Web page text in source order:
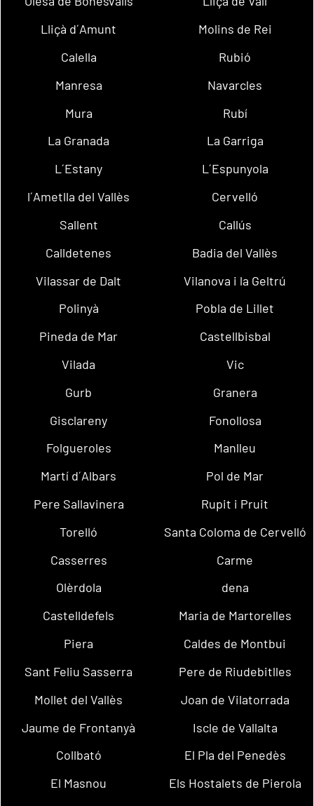
Lliçà d´Amunt
Molins de Rei
Calella
Rubió
Manresa
Navarcles
Mura
Rubí
La Granada
La Garriga
L´Estany
L´Espunyola
l´Ametlla del Vallès
Cervelló
Sallent
Callús
Calldetenes
Badia del Vallès
Vilassar de Dalt
Vilanova i la Geltrú
Polinyà
Pobla de Lillet
Pineda de Mar
Castellbisbal
Vilada
Vic
Gurb
Granera
Gisclareny
Fonollosa
Folgueroles
Manlleu
Martí d´Albars
Pol de Mar
Pere Sallavinera
Rupit i Pruit
Torelló
Santa Coloma de Cervelló
Casserres
Carme
Olèrdola
dena
Castelldefels
Maria de Martorelles
Piera
Caldes de Montbui
Sant Feliu Sasserra
Pere de Riudebitlles
Mollet del Vallès
Joan de Vilatorrada
Jaume de Frontanyà
Iscle de Vallalta
Collbató
El Pla del Penedès
El Masnou
Els Hostalets de Pierola